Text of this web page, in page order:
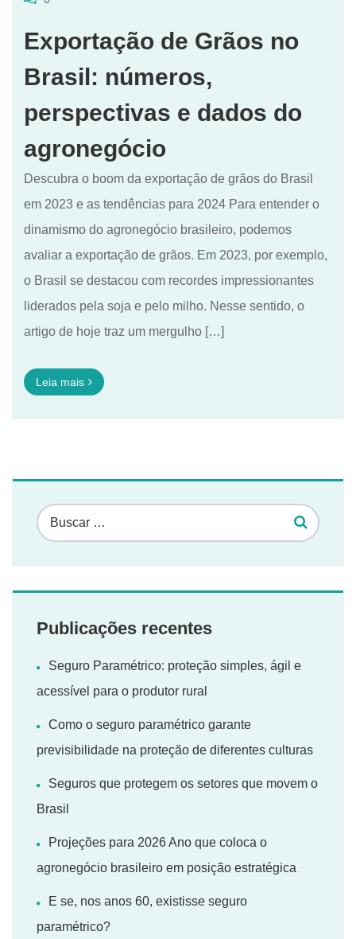
Exportação de Grãos no
Brasil: números,
perspectivas e dados do
agronegócio
Descubra o boom da exportação de grãos do Brasil
em 2023 e as tendências para 2024 Para entender o
dinamismo do agronegócio brasileiro, podemos
avaliar a exportação de grãos. Em 2023, por exemplo,
o Brasil se destacou com recordes impressionantes
liderados pela soja e pelo milho. Nesse sentido, o
artigo de hoje traz um mergulho […]
Leia mais
Publicações recentes
Seguro Paramétrico: proteção simples, ágil e
acessível para o produtor rural
Como o seguro paramétrico garante
previsibilidade na proteção de diferentes culturas
Seguros que protegem os setores que movem o
Brasil
Projeções para 2026 Ano que coloca o
agronegócio brasileiro em posição estratégica
E se, nos anos 60, existisse seguro
paramétrico?